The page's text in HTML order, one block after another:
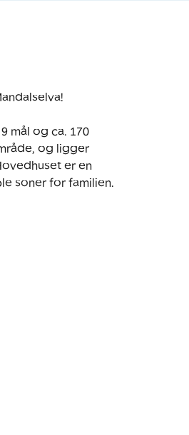
mål og ca. 170
og ligger
er en
soner for familien.